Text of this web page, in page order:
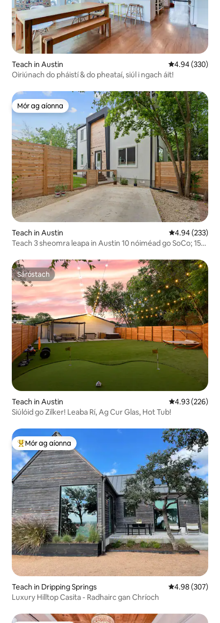
Teach in Austin Meánrátáil
4.94 (330)
Oiriúnach do pháistí & do pheataí, siúl i ngach áit!
Mór ag aíonna
Mór ag aíonna
Teach in Austin Meánrátáil
4.94 (233)
Teach 3 sheomra leapa in Austin 10 nóiméad go SoCo; 15
Sáróstach
Sáróstach
Teach in Austin Meánrátáil
4.93 (226)
Siúlóid go Zilker! Leaba Rí, Ag Cur Glas, Hot Tub!
An-mhór ag aíonna
Mór ag aíonna
Teach in Dripping Springs Meánrátáil
4.98 (307)
Luxury Hilltop Casita - Radhairc gan Chríoch